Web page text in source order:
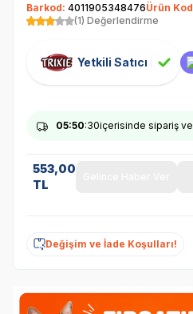
Barkod: 4011905348476Ürün
(1) Değerlendirme
Yetkili Satıcı
05:50:30içerisinde sipariş
553,00
TL
Değişim ve İade Koşulları!